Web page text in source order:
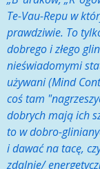
Te-Vau-Repu w
prawdziwie. To
dobrego i złego
nieświadomymi
używani (Mind
coś tam
dobrych mają ich
to w dobro-
i dawać na tacę,
zdalnie/